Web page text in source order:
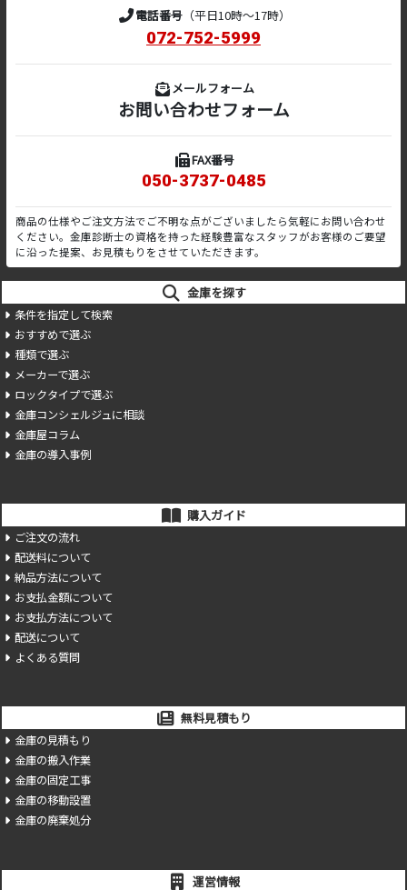
電話番号（平日10時～17時）
072-752-5999
メールフォーム
お問い合わせフォーム
FAX番号
050-3737-0485
商品の仕様やご注文方法でご不明な点がございましたら気軽にお問い合わせ
ください。金庫診断士の資格を持った経験豊富なスタッフがお客様のご要望
に沿った提案、お見積もりをさせていただきます。
運営情報
金庫を探す
条件を指定して検索
おすすめで選ぶ
種類で選ぶ
メーカーで選ぶ
ロックタイプで選ぶ
金庫コンシェルジュに相談
金庫屋コラム
金庫の導入事例
購入ガイド
ご注文の流れ
配送料について
納品方法について
お支払金額について
お支払方法について
配送について
よくある質問
無料見積もり
金庫の見積もり
金庫の搬入作業
金庫の固定工事
金庫の移動設置
金庫の廃棄処分